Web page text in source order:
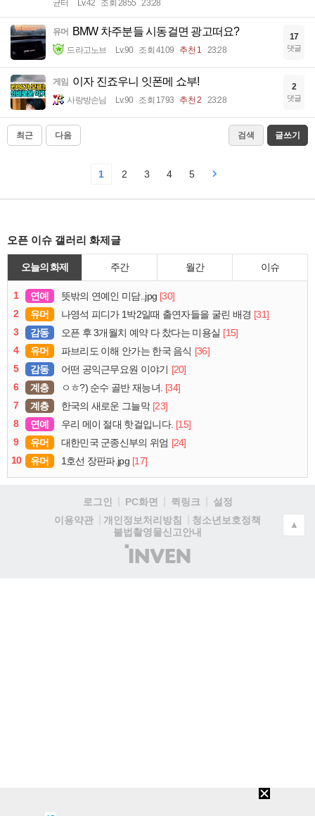
균터 Lv.42 조회 2855 23:28
유머 BMW 차주분들 시동걸면 광고떠요?
드라고노브 Lv.90 조회 4109 추천 1 23:28
17
댓글
게임 이자 진죠우니 잇폰메 쇼부!
사랑방손님 Lv.90 조회 1793 추천 2 23:28
2
댓글
최근 다음 검색 글쓰기
1 2 3 4 5
오픈 이슈 갤러리 화제글
오늘의 화제 주간 월간 이슈
1 연예 뜻밖의 연예인 미담..jpg [30]
2
유머 나영석 피디가 1박2일때 출연자들을 굴린 배경 [31]
3
감동 오픈 후 3개월치 예약 다 찼다는 미용실 [15]
4
유머 파브리도 이해 안가는 한국 음식 [36]
5
감동 어떤 공익근무요원 이야기 [20]
6
계층 ㅇㅎ?) 순수 골반 재능녀. [34]
7
계층 한국의 새로운 그늘막 [23]
8
연예 우리 메이 절대 핫걸입니다. [15]
9
유머 대한민국 군종신부의 위엄 [24]
10
유머 1호선 장판파.jpg [17]
로그인 PC화면 퀵링크
설정
이용약관
개인정보처리방침
청소년보호정책
불법촬영물신고안내
(주)
인
▲